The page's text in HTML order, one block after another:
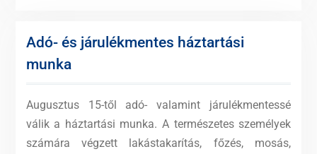
Adó- és járulékmentes háztartási
munka
Augusztus 15-től adó- valamint járulékmentessé
válik a háztartási munka. A természetes személyek
számára végzett lakástakarítás, főzés, mosás,